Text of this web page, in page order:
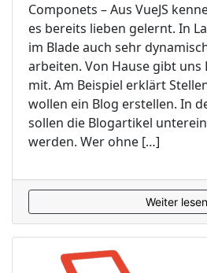
Componets – Aus VueJS
es bereits lieben gelernt. In
im Blade auch sehr
arbeiten. Von Hause gibt uns
mit. Am Beispiel erklärt
wollen ein Blog erstellen. In
sollen die Blogartikel
werden. Wer ohne […]
Weiter lesen